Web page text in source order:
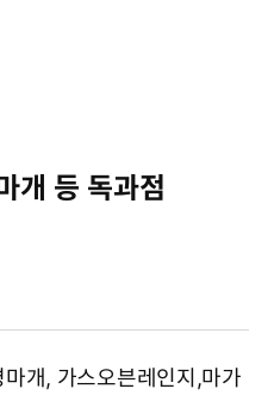
개 등 독과점
개, 가스오븐레인지,마가